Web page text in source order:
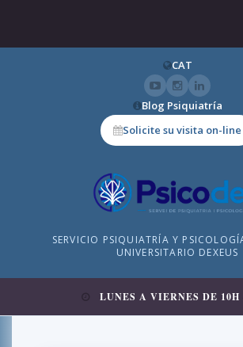
CAT
Blog Psiquiatría
Solicite su visita on-line
SERVICIO PSIQUIATRÍA Y
UNIVERSITARIO DEXEUS
LUNES A VIERNES DE 10H